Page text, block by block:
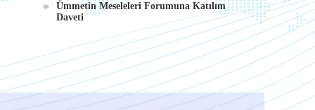
Ümmetin Meseleleri Forumuna Katılım
Daveti